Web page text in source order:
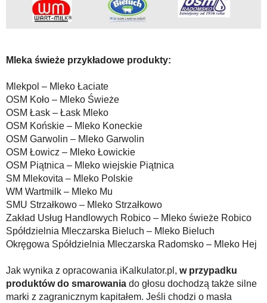
Mleka świeże przykładowe produkty:
Mlekpol – Mleko Łaciate
OSM Koło – Mleko Świeże
OSM Łask – Łask Mleko
OSM Końskie – Mleko Koneckie
OSM Garwolin – Mleko Garwolin
OSM Łowicz – Mleko Łowickie
OSM Piątnica – Mleko wiejskie Piątnica
SM Mlekovita – Mleko Polskie
WM Wartmilk – Mleko Mu
SMU Strzałkowo – Mleko Strzałkowo
Zakład Usług Handlowych Robico – Mleko świeże Robico
Spółdzielnia Mleczarska Bieluch – Mleko Bieluch
Okręgowa Spółdzielnia Mleczarska Radomsko – Mleko Hej
Jak wynika z opracowania iKalkulator.pl, w przypadku
produktów do smarowania do głosu dochodzą także silne
marki z zagranicznym kapitałem. Jeśli chodzi o masła